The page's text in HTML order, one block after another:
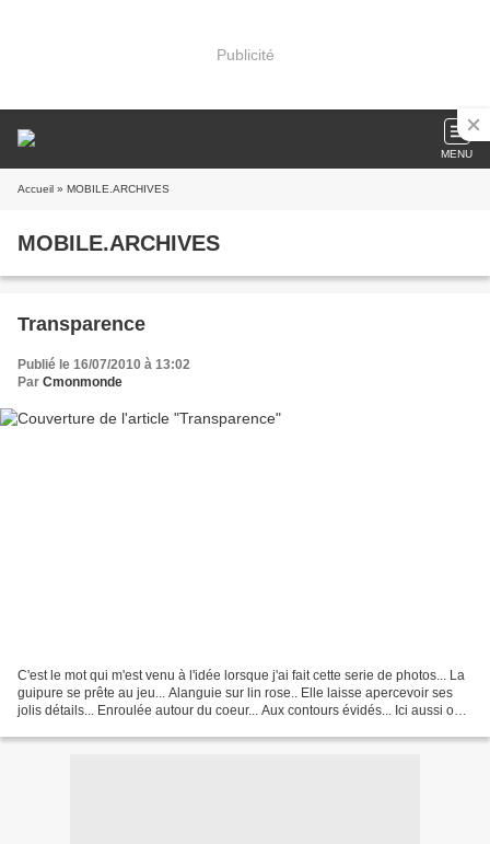
Publicité
MENU
Accueil » MOBILE.ARCHIVES
MOBILE.ARCHIVES
Transparence
Publié le 16/07/2010 à 13:02
Par Cmonmonde
C'est le mot qui m'est venu à l'idée lorsque j'ai fait cette serie de photos... La
guipure se prête au jeu... Alanguie sur lin rose.. Elle laisse apercevoir ses
jolis détails... Enroulée autour du coeur... Aux contours évidés... Ici aussi on